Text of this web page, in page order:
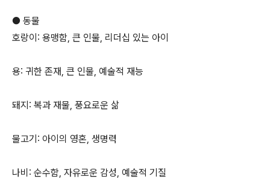
● 동물
호랑이: 용맹함, 큰 인물, 리더십 있는 아이
용: 귀한 존재, 큰 인물, 예술적 재능
돼지: 복과 재물, 풍요로운 삶
물고기: 아이의 영혼, 생명력
나비: 순수함, 자유로운 감성, 예술적 기질